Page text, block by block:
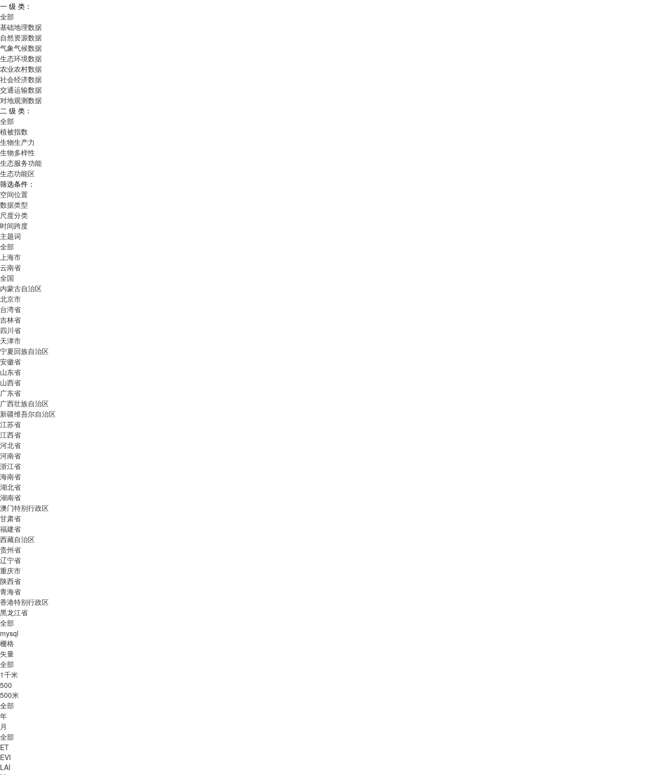
一 级 类：
全部
基础地理数据
自然资源数据
气象气候数据
生态环境数据
农业农村数据
社会经济数据
交通运输数据
对地观测数据
二 级 类：
全部
植被指数
生物生产力
生物多样性
生态服务功能
生态功能区
筛选条件：
空间位置
数据类型
尺度分类
时间跨度
主题词
全部
上海市
云南省
全国
内蒙古自治区
北京市
台湾省
吉林省
四川省
天津市
宁夏回族自治区
安徽省
山东省
山西省
广东省
广西壮族自治区
新疆维吾尔自治区
江苏省
江西省
河北省
河南省
浙江省
海南省
湖北省
湖南省
澳门特别行政区
甘肃省
福建省
西藏自治区
贵州省
辽宁省
重庆市
陕西省
青海省
香港特别行政区
黑龙江省
全部
mysql
栅格
矢量
全部
1千米
500
500米
全部
年
月
全部
ET
EVI
LAI